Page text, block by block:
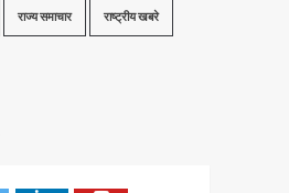
राज्य समाचार राष्ट्रीय खबरे